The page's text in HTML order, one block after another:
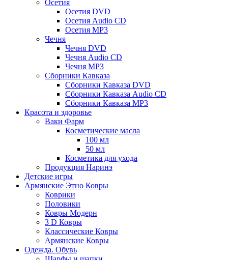
Осетия
Осетия DVD
Осетия Audio CD
Осетия MP3
Чечня
Чечня DVD
Чечня Audio CD
Чечня MP3
Сборники Кавказа
Сборники Кавказа DVD
Сборники Кавказа Audio CD
Сборники Кавказа MP3
Красота и здоровье
Ваки Фарм
Косметические масла
100 мл
50 мл
Косметика для ухода
Продукция Наринэ
Детские игры
Армянские Этно Ковры
Коврики
Половики
Ковры Модерн
3 D Ковры
Классические Ковры
Армянские Ковры
Одежда. Обувь